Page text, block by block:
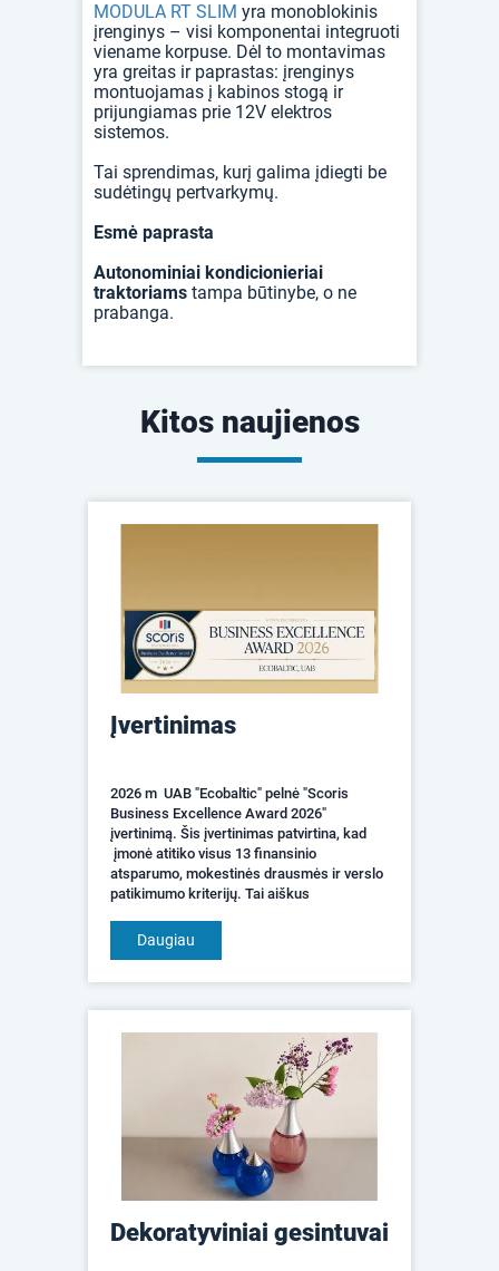
MODULA RT SLIM yra monoblokinis
įrenginys – visi komponentai integruoti
viename korpuse. Dėl to montavimas
yra greitas ir paprastas: įrenginys
montuojamas į kabinos stogą ir
prijungiamas prie 12V elektros
sistemos.
Tai sprendimas, kurį galima įdiegti be
sudėtingų pertvarkymų.
Esmė paprasta
Autonominiai kondicionieriai
traktoriams tampa būtinybe, o ne
prabanga.
Kitos naujienos
Įvertinimas
2026 m UAB "Ecobaltic" pelnė "Scoris
Business Excellence Award 2026"
įvertinimą. Šis įvertinimas patvirtina, kad
įmonė atitiko visus 13 finansinio
atsparumo, mokestinės drausmės ir verslo
patikimumo kriterijų. Tai aiškus
partneriams, darbuotojams ir v...
Daugiau
Dekoratyviniai gesintuvai